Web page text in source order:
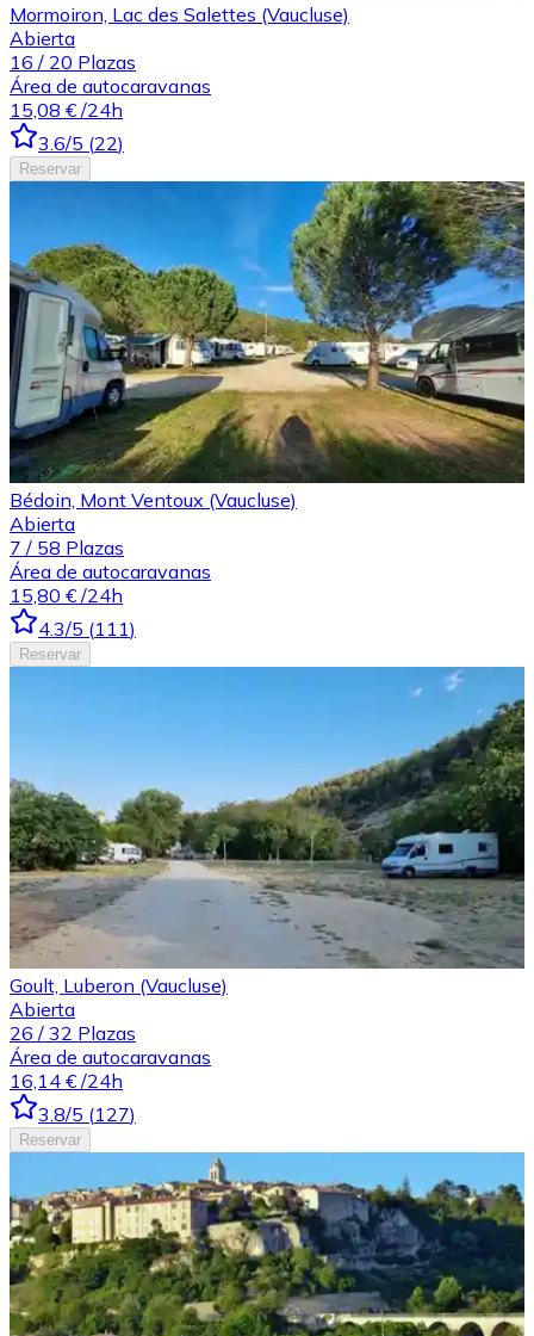
Mormoiron, Lac des Salettes (Vaucluse)
Abierta
16 / 20 Plazas
Área de autocaravanas
15,08 € /24h
3.6/5 (22)
Reservar
Bédoin, Mont Ventoux (Vaucluse)
Abierta
7 / 58 Plazas
Área de autocaravanas
15,80 € /24h
4.3/5 (111)
Reservar
Goult, Luberon (Vaucluse)
Abierta
26 / 32 Plazas
Área de autocaravanas
16,14 € /24h
3.8/5 (127)
Reservar